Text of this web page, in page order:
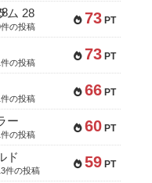
73 PT
ム 28
の投稿
73 PT
件の投稿
66 PT
件の投稿
60 PT
ー
件の投稿
59 PT
ド
件の投稿